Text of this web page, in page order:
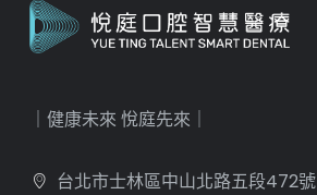
｜健康未來 悅庭先來｜
台北市士林區中山北路五段472號